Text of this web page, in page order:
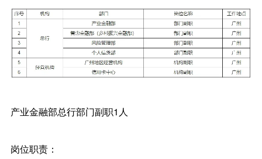
产业金融部总行部门副职1人
岗位职责：